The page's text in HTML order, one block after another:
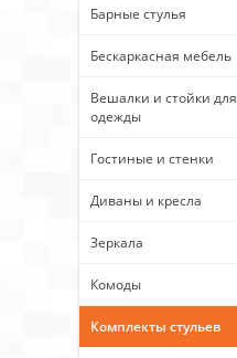
Барные стулья
Бескаркасная мебель
Вешалки и стойки для
одежды
Гостиные и стенки
Диваны и кресла
Зеркала
Комоды
Комплекты стульев